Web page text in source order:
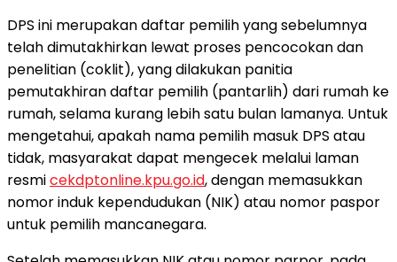
DPS ini merupakan daftar pemilih yang sebelumnya
telah dimutakhirkan lewat proses pencocokan dan
penelitian (coklit), yang dilakukan panitia
pemutakhiran daftar pemilih (pantarlih) dari rumah ke
rumah, selama kurang lebih satu bulan lamanya. Untuk
mengetahui, apakah nama pemilih masuk DPS atau
tidak, masyarakat dapat mengecek melalui laman
resmicekdptonline.kpu.go.id, dengan memasukkan
nomor induk kependudukan (NIK) atau nomor paspor
untuk pemilih mancanegara.